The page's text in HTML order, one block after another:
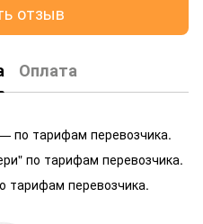
отзыв
Оплата
по тарифам перевозчика.
по тарифам перевозчика.
тарифам перевозчика.